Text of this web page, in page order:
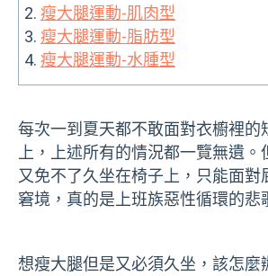
瘦大腿運動-肌肉型
瘦大腿運動-脂肪型
瘦大腿運動-水腫型
每次一到夏天都不敢面對衣櫥裡的
上，上述所有的情況都一覽無遺
又免不了久坐在椅子上，只能面對
窘境，真的是上班族惡性循環的悲
想瘦大腿但是又必須久坐，該怎麼